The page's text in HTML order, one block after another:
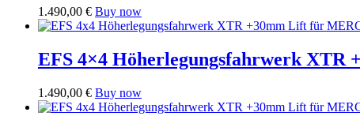
1.490,00 € Buy now
EFS 4×4 Höherlegungsfahrwerk
1.490,00 € Buy now